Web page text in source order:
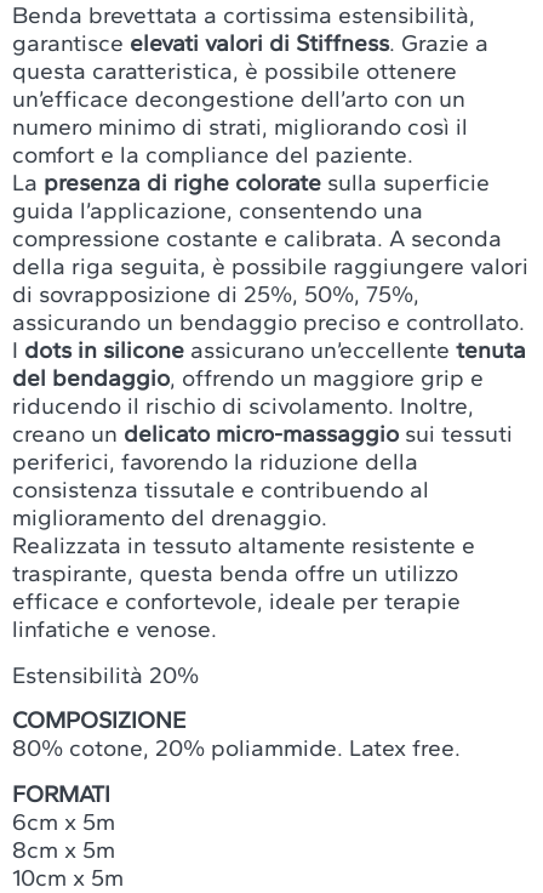
Benda brevettata a cortissima estensibilità,
garantisce elevati valori di Stiffness. Grazie a
questa caratteristica, è possibile ottenere
un’efficace decongestione dell’arto con un
numero minimo di strati, migliorando così il
comfort e la compliance del paziente.
La presenza di righe colorate sulla superficie
guida l’applicazione, consentendo una
compressione costante e calibrata. A seconda
della riga seguita, è possibile raggiungere valori
di sovrapposizione di 25%, 50%, 75%,
assicurando un bendaggio preciso e controllato.
I dots in silicone assicurano un’eccellente tenuta
del bendaggio, offrendo un maggiore grip e
riducendo il rischio di scivolamento. Inoltre,
creano un delicato micro-massaggio sui tessuti
periferici, favorendo la riduzione della
consistenza tissutale e contribuendo al
miglioramento del drenaggio.
Realizzata in tessuto altamente resistente e
traspirante, questa benda offre un utilizzo
efficace e confortevole, ideale per terapie
linfatiche e venose.
Estensibilità 20%
COMPOSIZIONE
80% cotone, 20% poliammide. Latex free.
FORMATI
6cm x 5m
8cm x 5m
10cm x 5m